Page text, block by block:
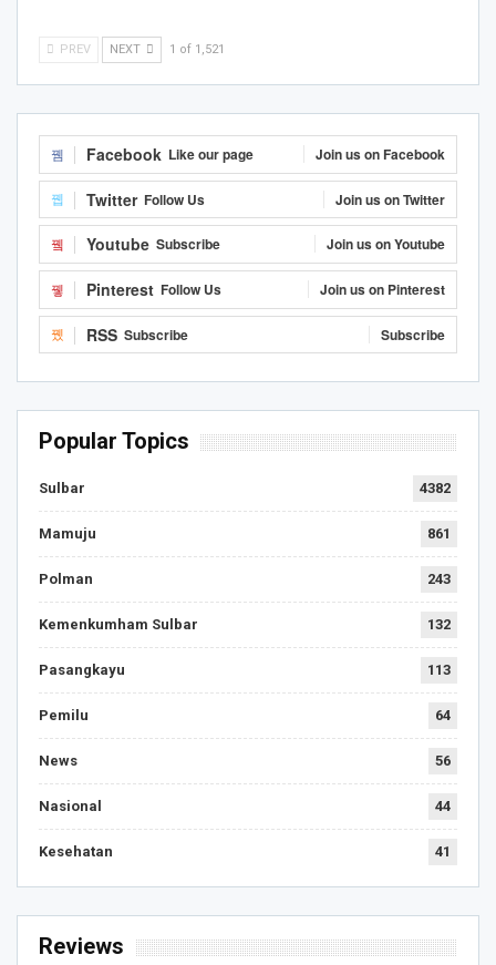
PREV NEXT 1 of 1,521
Facebook Like our page Join us on Facebook
Twitter Follow Us Join us on Twitter
Youtube Subscribe Join us on Youtube
Pinterest Follow Us Join us on Pinterest
RSS Subscribe Subscribe
Popular Topics
Sulbar 4382
Mamuju 861
Polman 243
Kemenkumham Sulbar 132
Pasangkayu 113
Pemilu 64
News 56
Nasional 44
Kesehatan 41
Reviews